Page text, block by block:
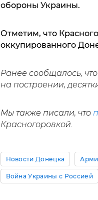
обороны Украины.
Отметим, что
оккупированного
Ранее сообщалось,
на построении,
Мы также писали, что
Красногоровкой.
Новости Донецка
Война Украины с Россией